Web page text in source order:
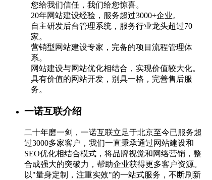
您给我们信任，我们给您惊喜。
20年网站建设经验，服务超过3000+企业。
自主研发后台管理系统，服务行业龙头超过70
家。
营销型网站建设专家，完备的项目流程管理体
系。
网站建设与网站优化相结合，实现价值较大化。
具有价值的网站开发，别具一格，完善售后服
务。
一诺互联介绍
二十年磨一剑，一诺互联立足于北京至今已服务超
过3000多家客户，我们一直秉承通过网站建设和
SEO优化相结合模式，将品牌视觉和网络营销，整
合成强大的突破力，帮助企业获得更多客户资源。
以"量身定制，注重实效"的一站式服务，不断刷新